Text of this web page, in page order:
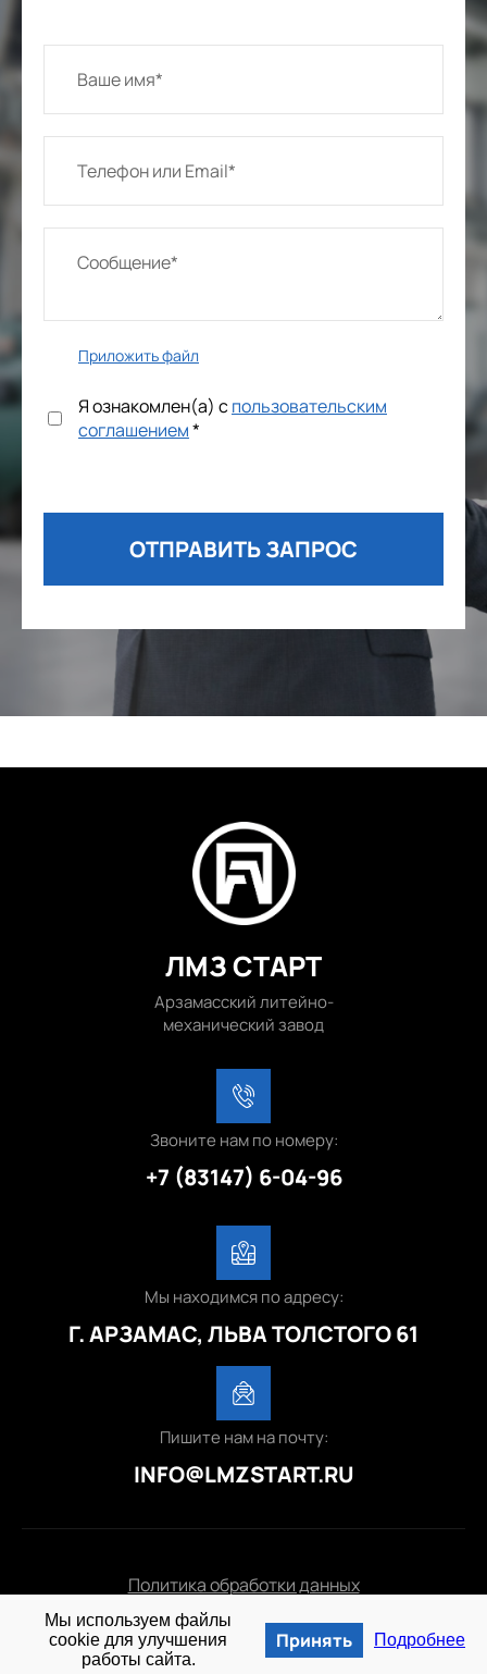
Приложить файл
Я ознакомлен(а) спользовательским
соглашением*
ОТПРАВИТЬ ЗАПРОС
ЛМЗ СТАРТ
Арзамасский литейно-
механический завод
+7 (83147) 6-04-96
Звоните нам по номеру:
Г. АРЗАМАС, ЛЬВА ТОЛСТОГО 61
Мы находимся по адресу:
INFO@LMZSTART.RU
Пишите нам на почту:
Политика обработки данных
© 2025 lmzstart.ru
Мы используем файлы
cookie для улучшения
работы сайта.
Принять Подробнее